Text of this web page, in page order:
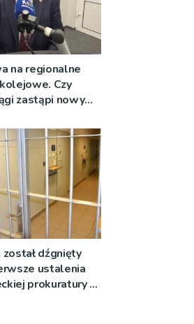
na regionalne
Czy
zastąpi nowy
został dźgnięty
ustalenia
prokuratury w